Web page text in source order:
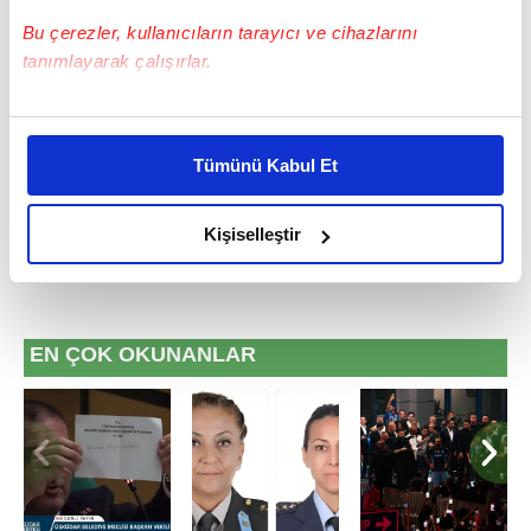
Bu çerezler, kullanıcıların tarayıcı ve cihazlarını
tanımlayarak çalışırlar.
Bu çerezlere izin vermeniz halinde sizlere özel
daha iyi reklam deneyimi yaşatabiliriz. Bunu yaparken
amacımızın size daha iyi bir reklam deneyimi sunmak
olduğunu ve sizlere en iyi içerikleri sunabilmek adına
elimizden gelen çabayı gösterdiğimizi ve bu noktada,
reklamların maliyetlerimizi karşılamak noktasında tek gelir
Her halükârda, kullanıcılar, bu çerezlere izin vermedikleri
takdirde, kullanıcılara hedefli reklamlar
gösterilmeyecektir."
Sizlere daha iyi bir hizmet sunabilmek için İnternet
Sitemizde kendimize ve üçüncü kişilere ait çerezler
Tümünü Kabul Et
Kişiselleştir
#TRENDYOL SÜPER LİG
EN ÇOK OKUNANLAR